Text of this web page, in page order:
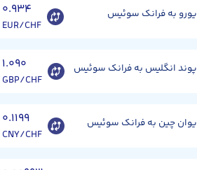
یورو به فرانک سوئیس ۰.۹۳۴
EUR/CHF
پوند انگلیس به فرانک سوئیس ۱.۰۹۰
GBP/CHF
یوان چین به فرانک سوئیس ۰.۱۱۹۹
CNY/CHF